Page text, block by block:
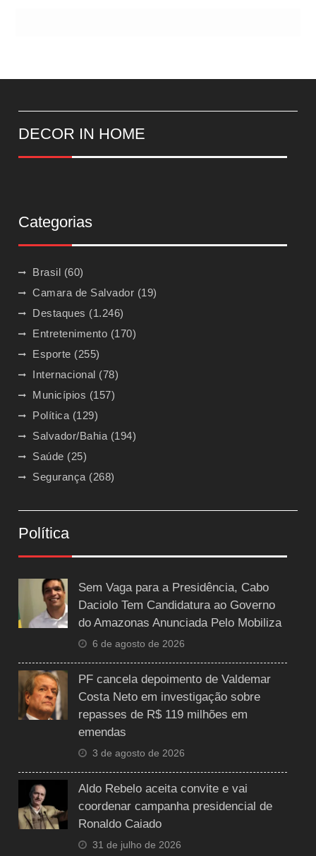
DECOR IN HOME
Categorias
Brasil (60)
Camara de Salvador (19)
Destaques (1.246)
Entretenimento (170)
Esporte (255)
Internacional (78)
Municípios (157)
Política (129)
Salvador/Bahia (194)
Saúde (25)
Segurança (268)
Política
Sem Vaga para a Presidência, Cabo
Daciolo Tem Candidatura ao Governo
do Amazonas Anunciada Pelo Mobiliza
6 de agosto de 2026
PF cancela depoimento de Valdemar
Costa Neto em investigação sobre
repasses de R$ 119 milhões em
emendas
3 de agosto de 2026
Aldo Rebelo aceita convite e vai
coordenar campanha presidencial de
Ronaldo Caiado
31 de julho de 2026